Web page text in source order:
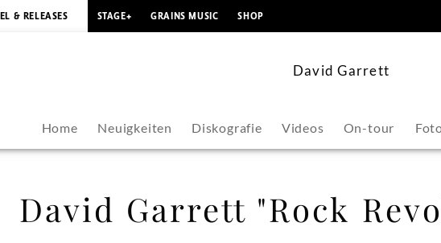
& RELEASES STAGE+ GRAINS MUSIC SHOP
David Garrett
Home Neuigkeiten Diskografie Videos On-tour
David Garrett "Rock